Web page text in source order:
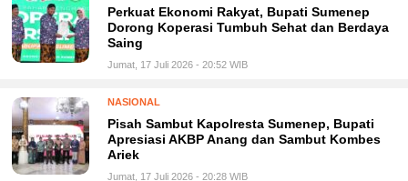
Perkuat Ekonomi Rakyat, Bupati Sumenep
Dorong Koperasi Tumbuh Sehat dan Berdaya
Saing
Jumat, 17 Juli 2026 - 20:52 WIB
NASIONAL
Pisah Sambut Kapolresta Sumenep, Bupati
Apresiasi AKBP Anang dan Sambut Kombes
Ariek
Jumat, 17 Juli 2026 - 20:28 WIB